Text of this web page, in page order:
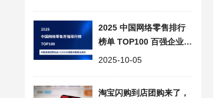
2025 中国网络零售排行
榜单 TOP100 百强企业名
单，2.17 万亿电商市场分
2025-10-05
淘宝闪购到店团购来了，